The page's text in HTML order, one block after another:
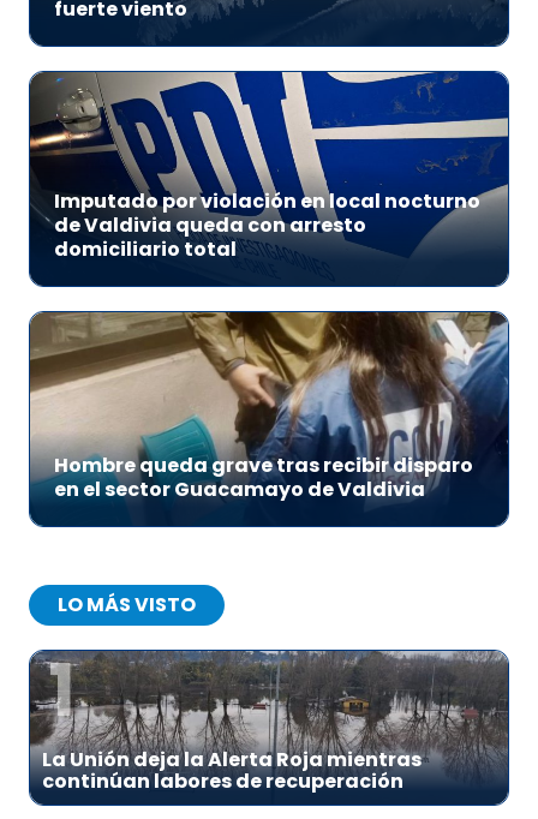
fuerte viento
Imputado por violación en local nocturno
de Valdivia queda con arresto
domiciliario total
Hombre queda grave tras recibir disparo
en el sector Guacamayo de Valdivia
LO MÁS VISTO
1
La Unión deja la Alerta Roja mientras
continúan labores de recuperación